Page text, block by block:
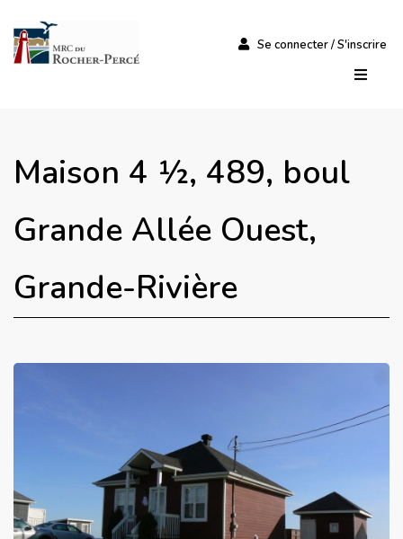
Se connecter / S'inscrire
Maison 4 ½, 489, boul
Grande Allée Ouest,
Grande-Rivière